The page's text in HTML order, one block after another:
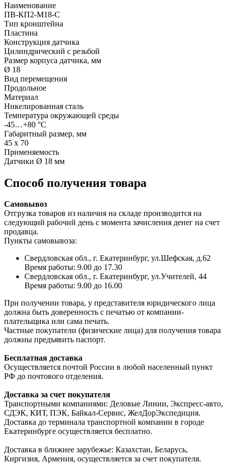
Наименование
ПВ-КП2-М18-С
Тип кронштейна
Пластина
Конструкция датчика
Цилиндрический с резьбой
Размер корпуса датчика, мм
Ø 18
Вид перемещения
Продольное
Материал
Никелированная сталь
Температура окружающей среды
-45…+80 °С
Габаритный размер, мм
45 х 70
Применяемость
Датчики Ø 18 мм
Способ получения товара
Самовывоз
Отгрузка товаров из наличия на складе производится на
следующий рабочий день с момента зачисления денег на счет
продавца.
Пункты самовывоза:
Свердловская обл., г. Екатеринбург, ул.Шефская, д.62
Время работы: 9.00 до 17.30
Свердловская обл., г. Екатеринбург, ул.Учителей, 44
Время работы: 9.00 до 16.00
При получении товара, у представителя юридического лица
должна быть доверенность с печатью от компании-
плательщика или сама печать.
Частные покупатели (физические лица) для получения товара
должны предъявить паспорт.
Бесплатная доставка
Осуществляется почтой России в любой населенный пункт
РФ до почтового отделения.
Доставка за счет покупателя
Транспортными компаниями: Деловые Линии, Экспресс-авто,
СДЭК, КИТ, ПЭК, Байкал-Сервис, ЖелДорЭкспедиция.
Доставка до терминала транспортной компании в городе
Екатеринбурге осуществляется бесплатно.
Доставка в ближнее зарубежье: Казахстан, Беларусь,
Киргизия, Армения, осуществляется за счет покупателя.